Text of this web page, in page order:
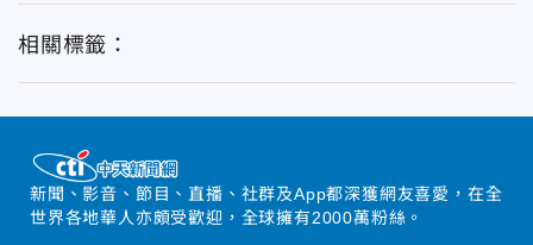
相關標籤：
新聞、影音、節目、直播、社群及App都深獲網友喜愛，在全
世界各地華人亦頗受歡迎，全球擁有2000萬粉絲。